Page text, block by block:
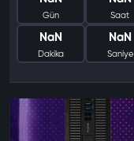
Gün Saat
NaN
Dakika
NaN
Saniye